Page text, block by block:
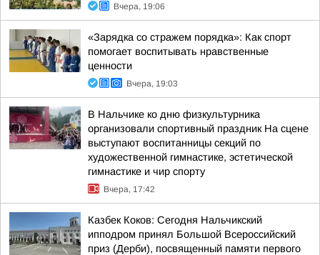
Вчера, 19:06
«Зарядка со стражем порядка»: Как спорт
помогает воспитывать нравственные
ценности
Вчера, 19:03
В Нальчике ко дню физкультурника
организовали спортивный праздник На сцене
выступают воспитанницы секций по
художественной гимнастике, эстетической
гимнастике и чир спорту
Вчера, 17:42
Казбек Коков: Сегодня Нальчикский
ипподром принял Большой Всероссийский
приз (Дерби), посвященный памяти первого